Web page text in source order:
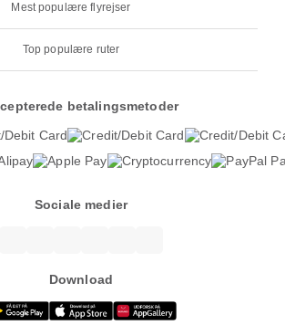
Mest populære flyrejser
Top populære ruter
betalingsmetoder
Sociale medier
Download